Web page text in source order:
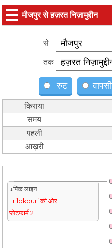
☰ मौजपुर से हज़रत निज़ामुद्दीन
से
तक
रुट वापसी
किराया
समय
पहली
आख़री
↓पिंक लाइन
Trilokpuri की ओर
प्लेटफार्म 2